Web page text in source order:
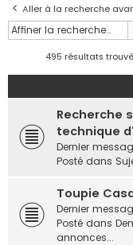
Aller à la recherche
495 résultats
Recherche
technique
Dernier
Posté dans
Toupie
Dernier
Posté dans
annonces...